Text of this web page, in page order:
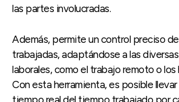
las partes involucradas.
Además, permite un control preciso de
trabajadas, adaptándose a las
laborales, como el trabajo remoto o los
Con esta herramienta, es posible
tiempo real del tiempo trabajado por